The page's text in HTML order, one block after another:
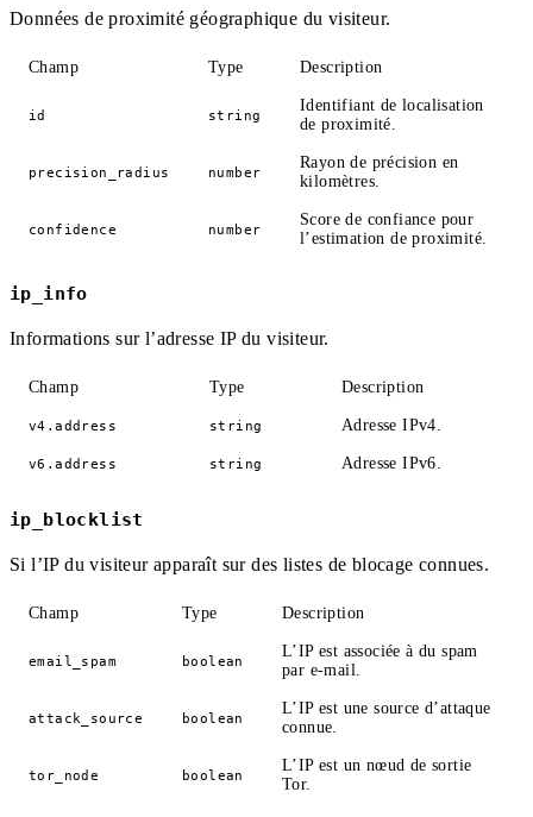
Données de proximité géographique du visiteur.
Champ Type Description
id string
Identifiant de localisation
de proximité.
precision_radius number
Rayon de précision en
kilomètres.
confidence number
Score de confiance pour
l’estimation de proximité.
ip_info
Informations sur l’adresse IP du visiteur.
Champ Type Description
v4.address string Adresse IPv4.
v6.address string Adresse IPv6.
ip_blocklist
Si l’IP du visiteur apparaît sur des listes de blocage connues.
Champ Type Description
email_spam boolean
L’IP est associée à du spam
par e-mail.
attack_source boolean
L’IP est une source d’attaque
connue.
tor_node boolean
L’IP est un nœud de sortie
Tor.